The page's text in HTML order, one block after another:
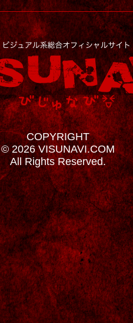
COPYRIGHT
© 2026 VISUNAVI.COM
All Rights Reserved.